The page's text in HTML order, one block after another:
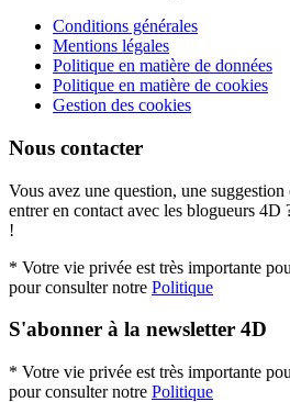
Conditions générales
Mentions légales
Politique en matière de données
Politique en matière de cookies
Gestion des cookies
Nous contacter
Vous avez une question, une
entrer en contact avec les blogueurs 4D
!
* Votre vie privée est très importante
pour consulter notre Politique
S'abonner à la newsletter 4D
* Votre vie privée est très importante
pour consulter notre Politique